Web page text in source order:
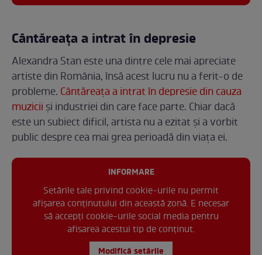
Cântăreața a intrat în depresie
Alexandra Stan este una dintre cele mai apreciate
artiste din România, însă acest lucru nu a ferit-o de
probleme. Cântăreața a intrat în depresie din cauza
muzicii și industriei din care face parte. Chiar dacă
este un subiect dificil, artista nu a ezitat și a vorbit
public despre cea mai grea perioadă din viața ei.
INFORMARE
Setările tale privind cookie-urile nu permit
afișarea conținutului din această zonă. E necesar
să accepți cookie-urile social media pentru
afisarea acestui tip de conținut.
Modifică setările